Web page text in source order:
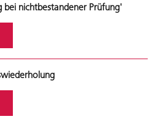
bei nichtbestandener Prüfung'